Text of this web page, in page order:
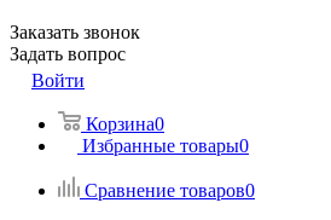
Заказать звонок
Задать вопрос
Войти
Корзина0
Избранные товары0
Сравнение товаров0